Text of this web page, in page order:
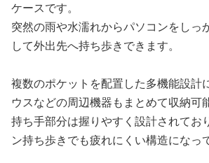
ケースです。
突然の雨や水濡れからパソコンをしっ
して外出先へ持ち歩きできます。
複数のポケットを配置した多機能設計
ウスなどの周辺機器もまとめて収納可
持ち手部分は握りやすく設計されてお
ン持ち歩きでも疲れにくい構造になっ